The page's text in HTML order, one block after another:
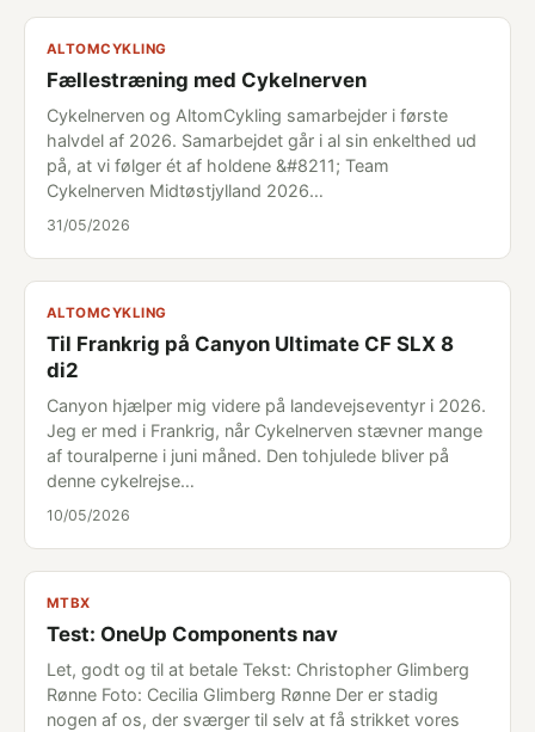
ALTOMCYKLING
Fællestræning med Cykelnerven
Cykelnerven og AltomCykling samarbejder i første
halvdel af 2026. Samarbejdet går i al sin enkelthed ud
på, at vi følger ét af holdene &#8211; Team
Cykelnerven Midtøstjylland 2026…
31/05/2026
ALTOMCYKLING
Til Frankrig på Canyon Ultimate CF SLX 8
di2
Canyon hjælper mig videre på landevejseventyr i 2026.
Jeg er med i Frankrig, når Cykelnerven stævner mange
af touralperne i juni måned. Den tohjulede bliver på
denne cykelrejse…
10/05/2026
MTBX
Test: OneUp Components nav
Let, godt og til at betale Tekst: Christopher Glimberg
Rønne Foto: Cecilia Glimberg Rønne Der er stadig
nogen af os, der sværger til selv at få strikket vores